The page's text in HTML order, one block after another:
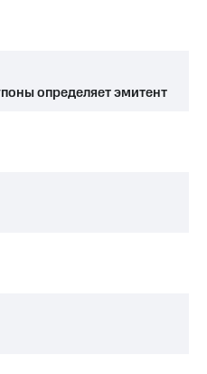
определяет эмитент